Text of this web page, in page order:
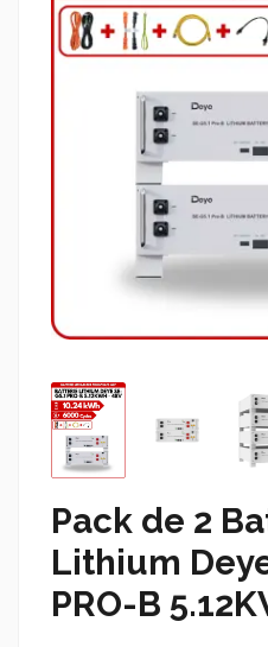
Pack de 2
Lithium
PRO-B